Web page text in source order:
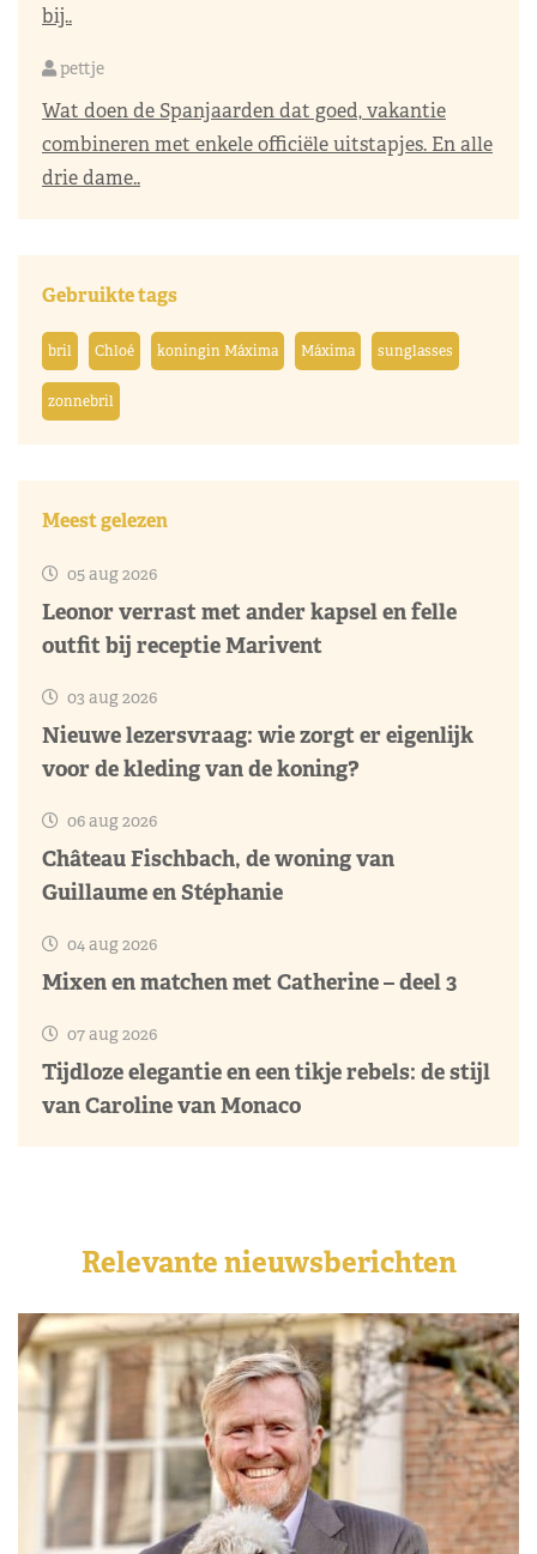
bij..
pettje
Wat doen de Spanjaarden dat goed, vakantie
combineren met enkele officiële uitstapjes. En alle
drie dame..
Gebruikte tags
bril Chloé koningin Máxima Máxima sunglasses
zonnebril
Meest gelezen
05 aug 2026
Leonor verrast met ander kapsel en felle
outfit bij receptie Marivent
03 aug 2026
Nieuwe lezersvraag: wie zorgt er eigenlijk
voor de kleding van de koning?
06 aug 2026
Château Fischbach, de woning van
Guillaume en Stéphanie
04 aug 2026
Mixen en matchen met Catherine – deel 3
07 aug 2026
Tijdloze elegantie en een tikje rebels: de stijl
van Caroline van Monaco
Relevante nieuwsberichten